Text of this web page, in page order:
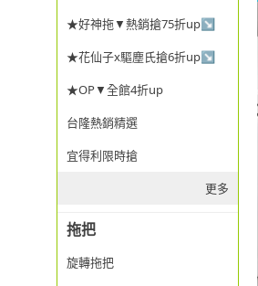
★好神拖▼熱銷搶75折up↘
★花仙子x驅塵氏搶6折up↘
★OP▼全館4折up
台隆熱銷精選
宜得利限時搶
更多
拖把
旋轉拖把